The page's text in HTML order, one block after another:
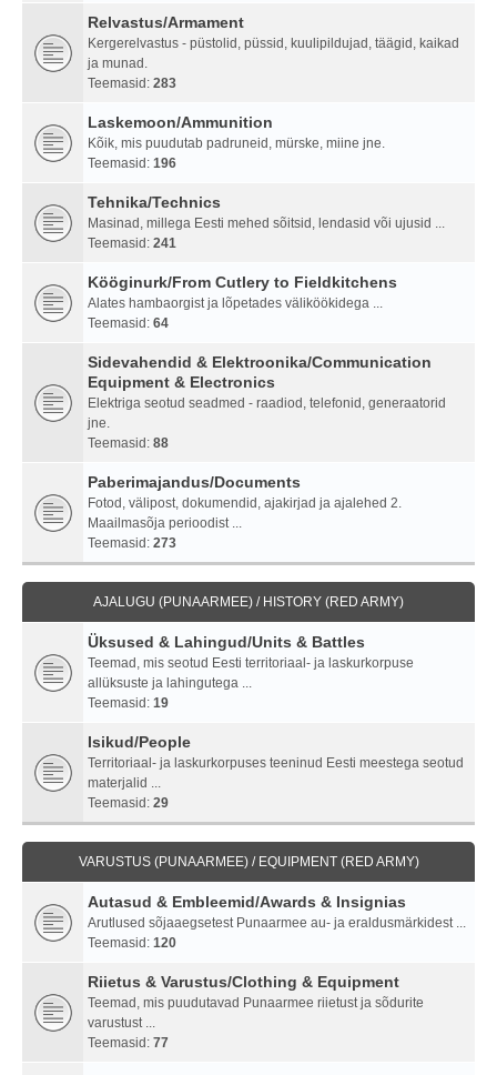
Relvastus/Armament
Kergerelvastus - püstolid, püssid, kuulipildujad, täägid, kaikad
ja munad.
Teemasid: 283
Laskemoon/Ammunition
Kõik, mis puudutab padruneid, mürske, miine jne.
Teemasid: 196
Tehnika/Technics
Masinad, millega Eesti mehed sõitsid, lendasid või ujusid ...
Teemasid: 241
Kööginurk/From Cutlery to Fieldkitchens
Alates hambaorgist ja lõpetades väliköökidega ...
Teemasid: 64
Sidevahendid & Elektroonika/Communication
Equipment & Electronics
Elektriga seotud seadmed - raadiod, telefonid, generaatorid
jne.
Teemasid: 88
Paberimajandus/Documents
Fotod, välipost, dokumendid, ajakirjad ja ajalehed 2.
Maailmasõja perioodist ...
Teemasid: 273
AJALUGU (PUNAARMEE) / HISTORY (RED ARMY)
Üksused & Lahingud/Units & Battles
Teemad, mis seotud Eesti territoriaal- ja laskurkorpuse
allüksuste ja lahingutega ...
Teemasid: 19
Isikud/People
Territoriaal- ja laskurkorpuses teeninud Eesti meestega seotud
materjalid ...
Teemasid: 29
VARUSTUS (PUNAARMEE) / EQUIPMENT (RED ARMY)
Autasud & Embleemid/Awards & Insignias
Arutlused sõjaaegsetest Punaarmee au- ja eraldusmärkidest ...
Teemasid: 120
Riietus & Varustus/Clothing & Equipment
Teemad, mis puudutavad Punaarmee riietust ja sõdurite
varustust ...
Teemasid: 77